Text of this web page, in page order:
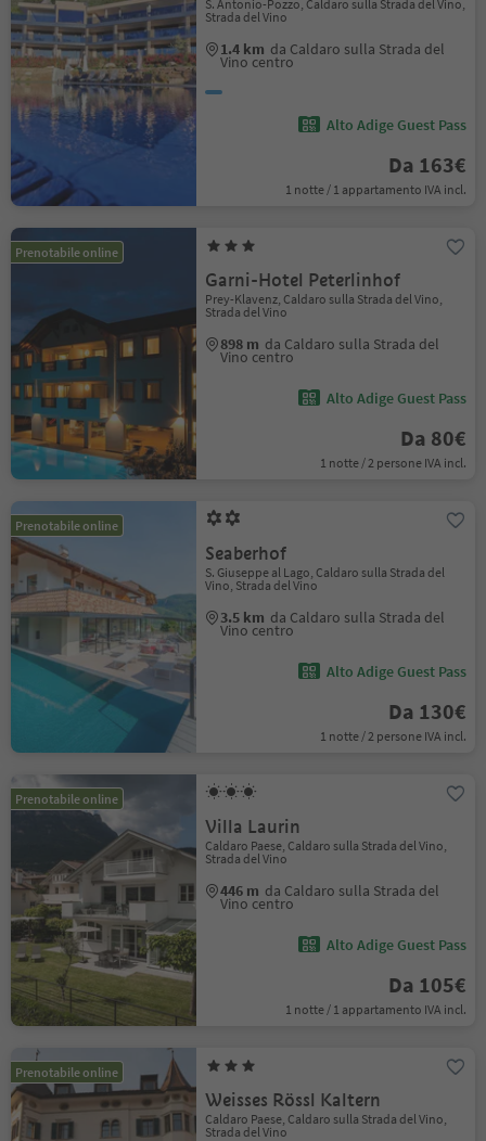
S. Antonio-Pozzo, Caldaro sulla Strada del Vino,
Strada del Vino
1.4 km da Caldaro sulla Strada del
Vino centro
Alto Adige Guest Pass
Da 163€
1 notte / 1 appartamento IVA incl.
Prenotabile online
Garni-Hotel Peterlinhof
Prey-Klavenz, Caldaro sulla Strada del Vino,
Strada del Vino
898 m da Caldaro sulla Strada del
Vino centro
Alto Adige Guest Pass
Da 80€
1 notte / 2 persone IVA incl.
Prenotabile online
Seaberhof
S. Giuseppe al Lago, Caldaro sulla Strada del
Vino, Strada del Vino
3.5 km da Caldaro sulla Strada del
Vino centro
Alto Adige Guest Pass
Da 130€
1 notte / 2 persone IVA incl.
Prenotabile online
Villa Laurin
Caldaro Paese, Caldaro sulla Strada del Vino,
Strada del Vino
446 m da Caldaro sulla Strada del
Vino centro
Alto Adige Guest Pass
Da 105€
1 notte / 1 appartamento IVA incl.
Prenotabile online
Weisses Rössl Kaltern
Caldaro Paese, Caldaro sulla Strada del Vino,
Strada del Vino